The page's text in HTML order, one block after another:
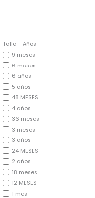
Talla - Años
9 meses
6 meses
6 años
5 años
48 MESES
4 años
36 meses
3 meses
3 años
24 MESES
2 años
18 meses
12 MESES
1 mes